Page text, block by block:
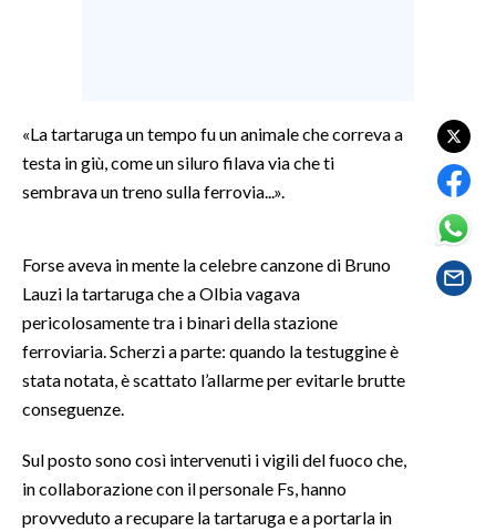
SPETTACOLI
SARDEGNA TURISMO
SARDI NEL MONDO
EVENTI
#CARAUNIONE
«La tartaruga un tempo fu un animale che correva a
testa in giù, come un siluro filava via che ti
sembrava un treno sulla ferrovia...».
Forse aveva in mente la celebre canzone di Bruno
Lauzi la tartaruga che a Olbia vagava
pericolosamente tra i binari della stazione
ferroviaria. Scherzi a parte: quando la testuggine è
stata notata, è scattato l’allarme per evitarle brutte
conseguenze.
Sul posto sono così intervenuti i vigili del fuoco che,
in collaborazione con il personale Fs, hanno
provveduto a recupare la tartaruga e a portarla in